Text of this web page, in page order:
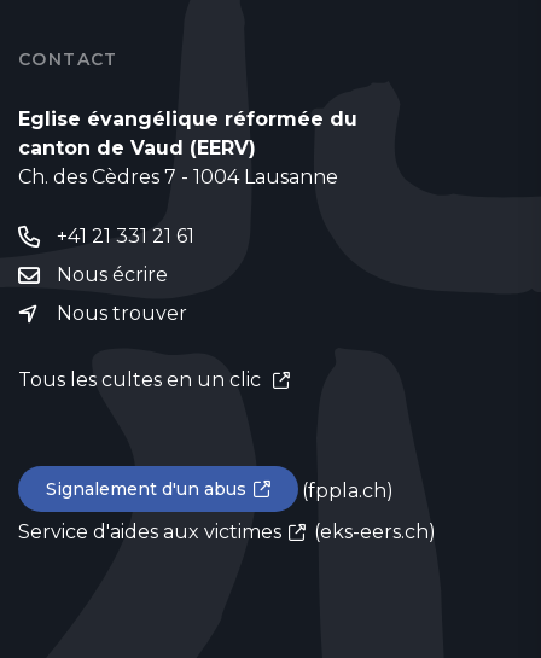
CONTACT
Eglise évangélique réformée du
canton de Vaud (EERV)
Ch. des Cèdres 7 - 1004 Lausanne
+41 21 331 21 61
Nous écrire
Nous trouver
Tous les cultes en un clic
Signalement d'un abus
(fppla.ch)
Service d'aides aux victimes
(eks-eers.ch)